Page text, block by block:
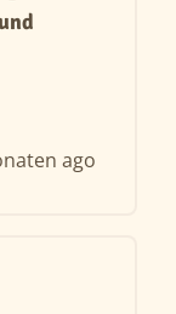
ago